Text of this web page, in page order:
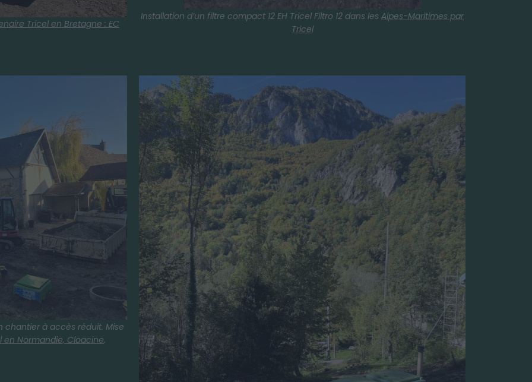
Tricel en Bretagne : EC
Installation d’un filtre compact 12 EH Tricel Filtro 12 dans les Alpes-Maritimes par
Tricel
chantier à accès réduit. Mise
en Normandie, Cloacine.